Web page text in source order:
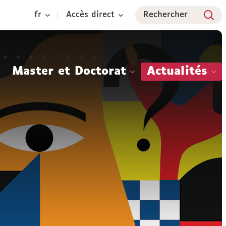
fr Accès direct Rechercher
Master et Doctorat Actualités